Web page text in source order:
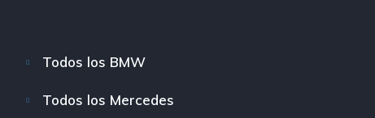
Todos los BMW
Todos los Mercedes